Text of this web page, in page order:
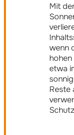
Mit
wenn
etwa
Reste